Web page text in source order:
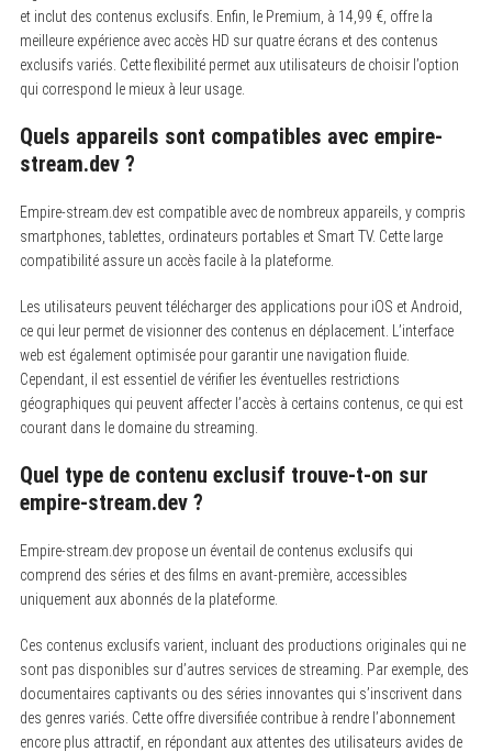
et inclut des contenus exclusifs. Enfin, le Premium, à 14,99 €, offre la
meilleure expérience avec accès HD sur quatre écrans et des contenus
exclusifs variés. Cette flexibilité permet aux utilisateurs de choisir l’option
qui correspond le mieux à leur usage.
Quels appareils sont compatibles avec empire-
stream.dev ?
Empire-stream.dev est compatible avec de nombreux appareils, y compris
smartphones, tablettes, ordinateurs portables et Smart TV. Cette large
compatibilité assure un accès facile à la plateforme.
Les utilisateurs peuvent télécharger des applications pour iOS et Android,
ce qui leur permet de visionner des contenus en déplacement. L’interface
web est également optimisée pour garantir une navigation fluide.
Cependant, il est essentiel de vérifier les éventuelles restrictions
géographiques qui peuvent affecter l’accès à certains contenus, ce qui est
courant dans le domaine du streaming.
Quel type de contenu exclusif trouve-t-on sur
empire-stream.dev ?
Empire-stream.dev propose un éventail de contenus exclusifs qui
comprend des séries et des films en avant-première, accessibles
uniquement aux abonnés de la plateforme.
Ces contenus exclusifs varient, incluant des productions originales qui ne
sont pas disponibles sur d’autres services de streaming. Par exemple, des
documentaires captivants ou des séries innovantes qui s’inscrivent dans
des genres variés. Cette offre diversifiée contribue à rendre l’abonnement
encore plus attractif, en répondant aux attentes des utilisateurs avides de